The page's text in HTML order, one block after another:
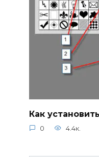
Как
0 4.4к.